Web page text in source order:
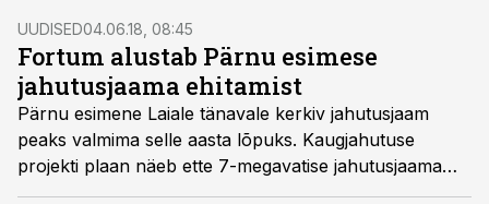
UUDISED04.06.18, 08:45
Fortum alustab Pärnu esimese
jahutusjaama ehitamist
Pärnu esimene Laiale tänavale kerkiv jahutusjaam
peaks valmima selle aasta lõpuks. Kaugjahutuse
projekti plaan näeb ette 7-megavatise jahutusjaama
ehitamist ning kuni 1-kilomeetrise jahutusvõrgu